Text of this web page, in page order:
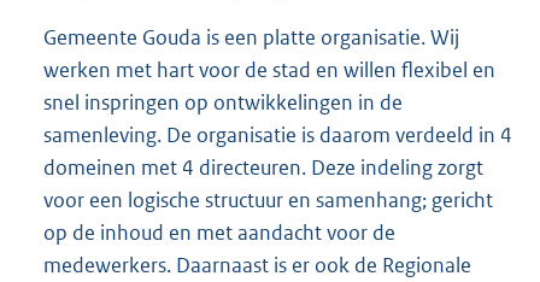
Gemeente Gouda is een platte organisatie. Wij
werken met hart voor de stad en willen flexibel en
snel inspringen op ontwikkelingen in de
samenleving. De organisatie is daarom verdeeld in 4
domeinen met 4 directeuren. Deze indeling zorgt
voor een logische structuur en samenhang; gericht
op de inhoud en met aandacht voor de
medewerkers. Daarnaast is er ook de Regionale